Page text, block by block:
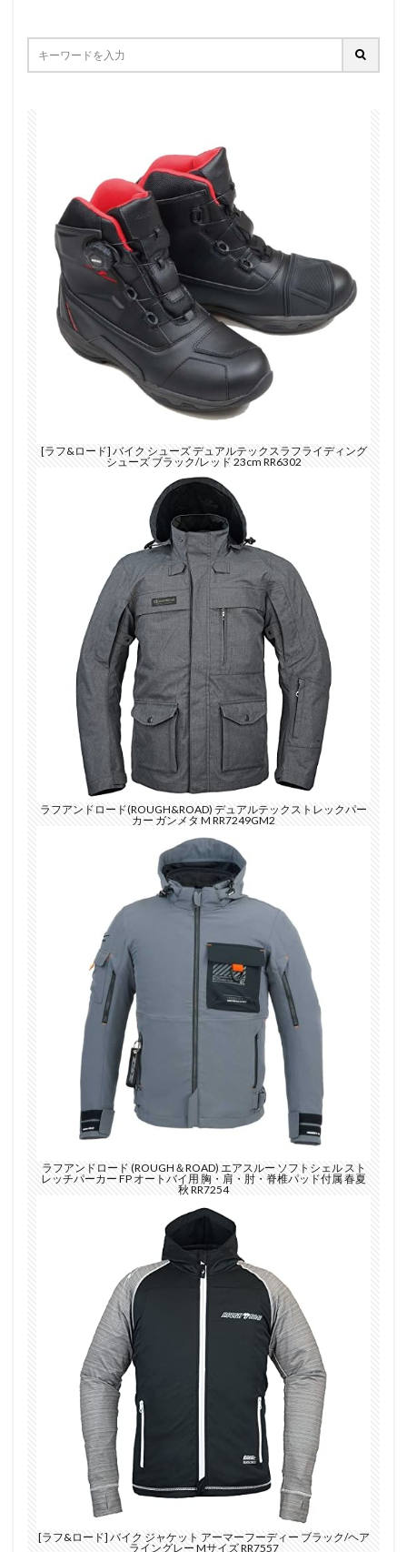
[ラフ&ロード] バイク シューズ デュアルテックスラフライディング
シューズ ブラック/レッド 23cm RR6302
ラフアンドロード(ROUGH&ROAD) デュアルテックストレックパー
カー ガンメタ M RR7249GM2
ラフアンドロード (ROUGH＆ROAD) エアスルー ソフトシェル スト
レッチパーカー FP オートバイ用 胸・肩・肘・脊椎パッド付属 春夏
秋 RR7254
[ラフ&ロード] バイク ジャケット アーマーフーディー ブラック/ヘア
ライングレー Mサイズ RR7557